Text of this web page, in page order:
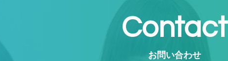
Contact
お問い合わせ